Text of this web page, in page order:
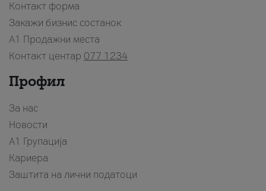
Контакт форма
Закажи бизнис состанок
A1 Продажни места
Контакт центар 077 1234
Профил
За нас
Новости
А1 Групација
Кариера
Заштита на лични податоци